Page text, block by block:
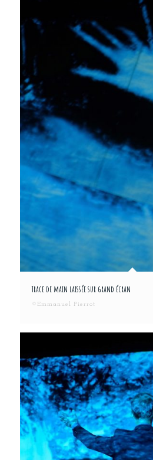
Trace de main laissée sur grand écran
©Emmanuel Pierrot